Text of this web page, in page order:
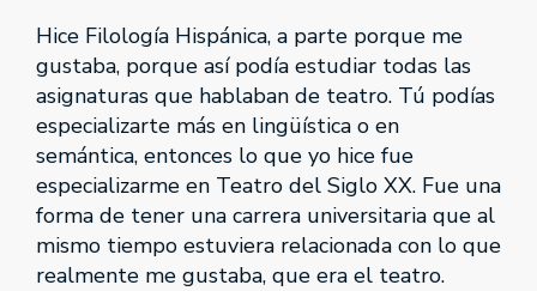
Hice Filología Hispánica, a parte porque me
gustaba, porque así podía estudiar todas las
asignaturas que hablaban de teatro. Tú podías
especializarte más en lingüística o en
semántica, entonces lo que yo hice fue
especializarme en Teatro del Siglo XX. Fue una
forma de tener una carrera universitaria que al
mismo tiempo estuviera relacionada con lo que
realmente me gustaba, que era el teatro.